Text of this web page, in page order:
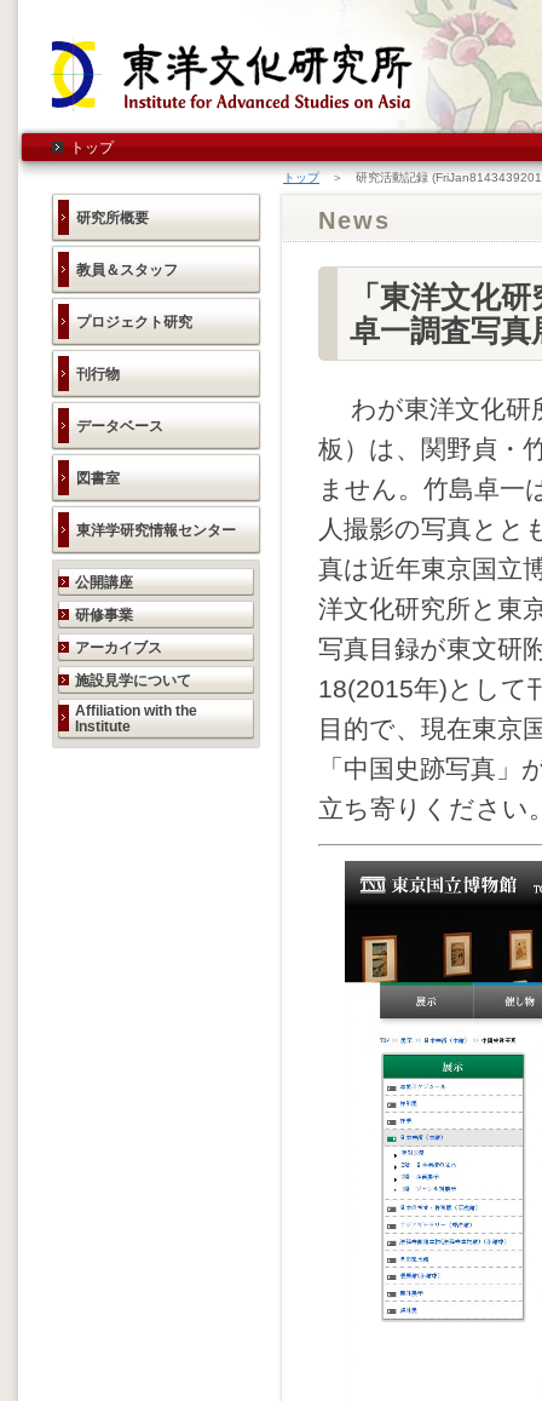
トップ
研究所概要
教員＆スタッフ
プロジェクト研究
刊行物
データベース
図書室
東洋学研究情報センター
研究活動のご案内
公開講座
研修事業
アーカイブス
施設見学について
Affiliation with the
Institute
トップ＞ 研究活動記録
News
「東洋文化
卓一調査写
わが東洋文化研
板）は、関野貞・
ません。竹島卓一
人撮影の写真とと
真は近年東京国立
洋文化研究所と東
写真目録が東文研
18(2015年)として
目的で、現在東京
「中国史跡写真
立ち寄りください